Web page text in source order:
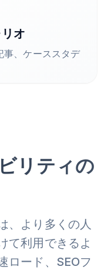
オ
事、ケーススタデ
リティの
、より多くの人
て利用できるよ
ロード、SEOフ